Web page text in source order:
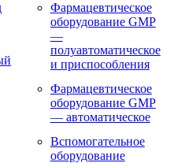
Фармацевтическое
оборудование GMP
—
полуавтоматическое
и приспособления
Фармацевтическое
оборудование GMP
— автоматическое
Вспомогательное
оборудование